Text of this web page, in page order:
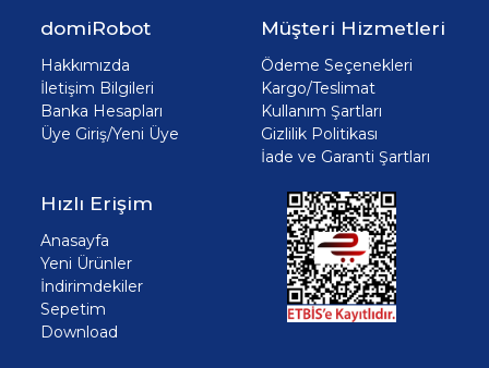
domiRobot
Hakkımızda
İletişim Bilgileri
Banka Hesapları
Üye Giriş/Yeni Üye
Müşteri Hizmetleri
Ödeme Seçenekleri
Kargo/Teslimat
Kullanım Şartları
Gizlilik Politikası
İade ve Garanti Şartları
Hızlı Erişim
Anasayfa
Yeni Ürünler
İndirimdekiler
Sepetim
Download